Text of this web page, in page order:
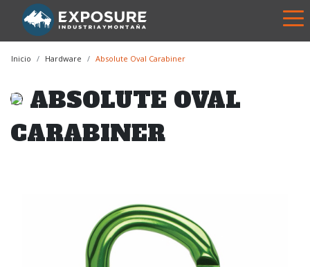
Inicio Hardware Absolute Oval Carabiner
ABSOLUTE OVAL
CARABINER